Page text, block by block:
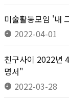
미술활동모임 '내
2022-04-01
친구사이 2022년
명서"
2022-03-28